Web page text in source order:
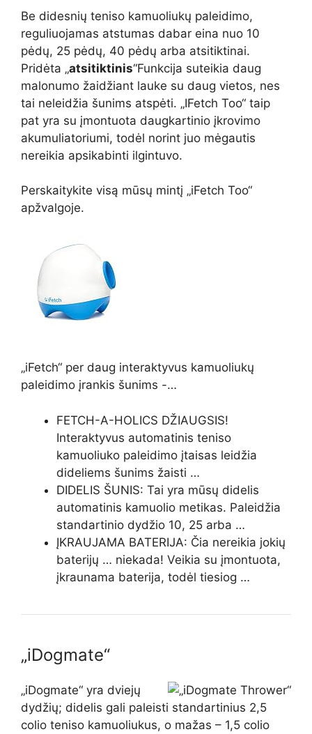
Be didesnių teniso kamuoliukų paleidimo,
reguliuojamas atstumas dabar eina nuo 10
pėdų, 25 pėdų, 40 pėdų arba atsitiktinai.
Pridėta „atsitiktinis“Funkcija suteikia daug
malonumo žaidžiant lauke su daug vietos, nes
tai neleidžia šunims atspėti. „IFetch Too“ taip
pat yra su įmontuota daugkartinio įkrovimo
akumuliatoriumi, todėl norint juo mėgautis
nereikia apsikabinti ilgintuvo.
Perskaitykite visą mūsų mintį „iFetch Too“
apžvalgoje.
„iFetch“ per daug interaktyvus kamuoliukų
paleidimo įrankis šunims -…
FETCH-A-HOLICS DŽIAUGSIS!
Interaktyvus automatinis teniso
kamuoliuko paleidimo įtaisas leidžia
dideliems šunims žaisti …
DIDELIS ŠUNIS: Tai yra mūsų didelis
automatinis kamuolio metikas. Paleidžia
standartinio dydžio 10, 25 arba …
ĮKRAUJAMA BATERIJA: Čia nereikia jokių
baterijų … niekada! Veikia su įmontuota,
įkraunama baterija, todėl tiesiog …
„iDogmate“
„iDogmate“ yra dviejų
dydžių; didelis gali paleisti standartinius 2,5
colio teniso kamuoliukus, o mažas – 1,5 colio